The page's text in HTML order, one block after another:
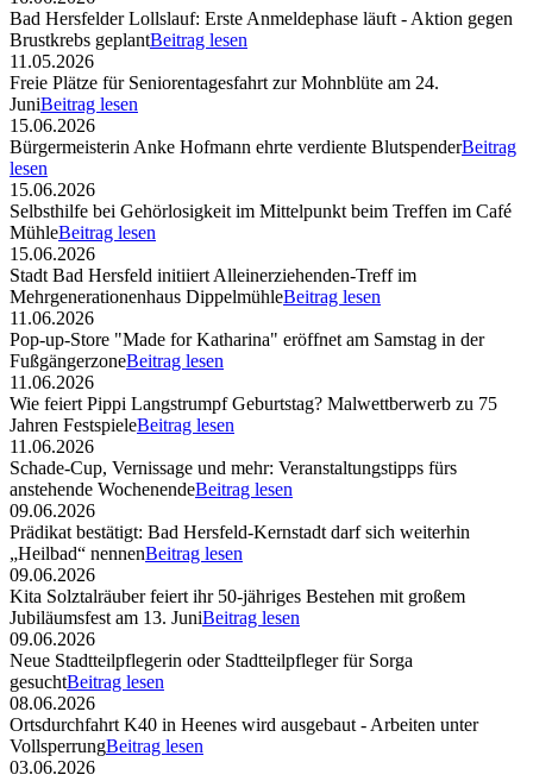
Bad Hersfelder Lollslauf: Erste Anmeldephase läuft - Aktion gegen
Brustkrebs geplantBeitrag lesen
11.05.2026
Freie Plätze für Seniorentagesfahrt zur Mohnblüte am 24.
JuniBeitrag lesen
15.06.2026
Bürgermeisterin Anke Hofmann ehrte verdiente BlutspenderBeitrag
lesen
15.06.2026
Selbsthilfe bei Gehörlosigkeit im Mittelpunkt beim Treffen im Café
MühleBeitrag lesen
15.06.2026
Stadt Bad Hersfeld initiiert Alleinerziehenden-Treff im
Mehrgenerationenhaus DippelmühleBeitrag lesen
11.06.2026
Pop-up-Store "Made for Katharina" eröffnet am Samstag in der
FußgängerzoneBeitrag lesen
11.06.2026
Wie feiert Pippi Langstrumpf Geburtstag? Malwettberwerb zu 75
Jahren FestspieleBeitrag lesen
11.06.2026
Schade-Cup, Vernissage und mehr: Veranstaltungstipps fürs
anstehende WochenendeBeitrag lesen
09.06.2026
Prädikat bestätigt: Bad Hersfeld-Kernstadt darf sich weiterhin
„Heilbad“ nennenBeitrag lesen
09.06.2026
Kita Solztalräuber feiert ihr 50-jähriges Bestehen mit großem
Jubiläumsfest am 13. JuniBeitrag lesen
09.06.2026
Neue Stadtteilpflegerin oder Stadtteilpfleger für Sorga
gesuchtBeitrag lesen
08.06.2026
Ortsdurchfahrt K40 in Heenes wird ausgebaut - Arbeiten unter
VollsperrungBeitrag lesen
03.06.2026